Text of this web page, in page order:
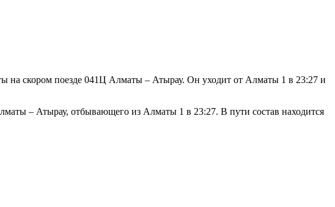
на скором поезде 041Ц Алматы – Атырау. Он уходит от Алматы 1 в 23:27 и
– Атырау, отбывающего из Алматы 1 в 23:27. В пути состав находится